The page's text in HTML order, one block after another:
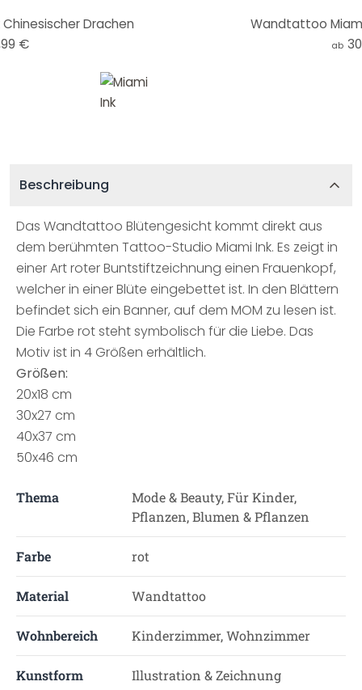
Drachen
€
Wandtattoo
ab
Beschreibung
Das Wandtattoo Blütengesicht kommt direkt aus
dem berühmten Tattoo-Studio Miami Ink. Es zeigt in
einer Art roter Buntstiftzeichnung einen Frauenkopf,
welcher in einer Blüte eingebettet ist. In den Blättern
befindet sich ein Banner, auf dem MOM zu lesen ist.
Die Farbe rot steht symbolisch für die Liebe. Das
Motiv ist in 4 Größen erhältlich.
Größen:
20x18 cm
30x27 cm
40x37 cm
50x46 cm
Thema
Mode & Beauty, Für Kinder,
Pflanzen, Blumen & Pflanzen
Farbe rot
Material Wandtattoo
Wohnbereich Kinderzimmer, Wohnzimmer
Kunstform Illustration & Zeichnung